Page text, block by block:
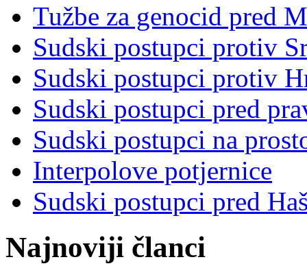
Tužbe za genocid pred
Sudski postupci protiv
Sudski postupci protiv
Sudski postupci pred
Sudski postupci na
Interpolove potjernice
Sudski postupci pred
Najnoviji članci